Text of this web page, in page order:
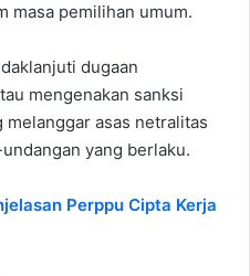
masa pemilihan umum.
dugaan
mengenakan sanksi
melanggar asas netralitas
yang berlaku.
Perppu Cipta Kerja